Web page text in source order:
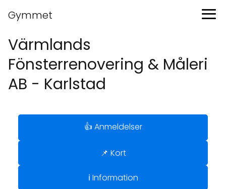
Gymmet
Värmlands
Fönsterrenovering & Måleri
AB - Karlstad
👍 Anmeldelser
📌 Kort
ℹ️ Information